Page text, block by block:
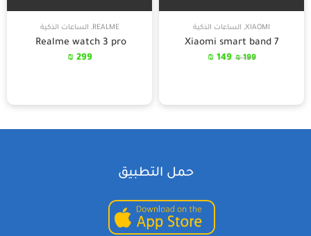
XIAOMI
, الساعات الذكية
Xiaomi smart band 7
199
₪
149
₪
REALME
, الساعات الذكية
Realme watch 3 pro
299
₪
حمل التطبيق